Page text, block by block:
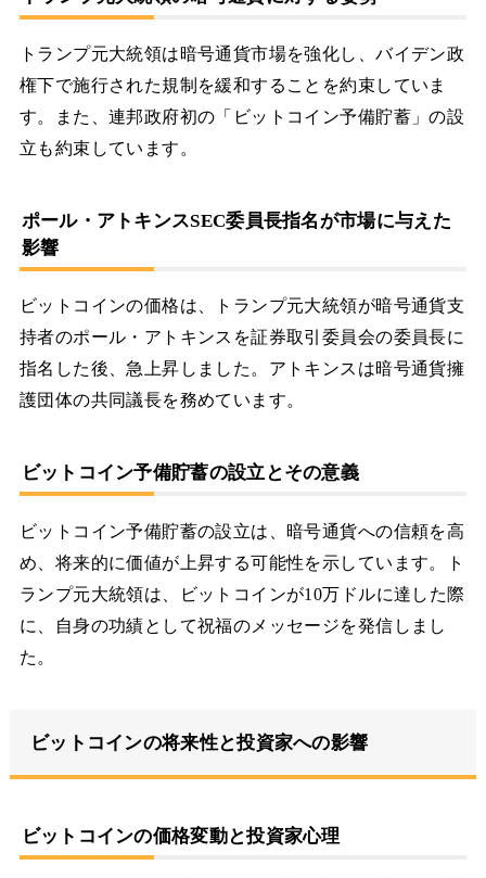
トランプ元大統領は暗号通貨市場を強化し、バイデン政
権下で施行された規制を緩和することを約束していま
す。また、連邦政府初の「ビットコイン予備貯蓄」の設
立も約束しています。
ポール・アトキンスSEC委員長指名が市場に与えた
影響
ビットコインの価格は、トランプ元大統領が暗号通貨支
持者のポール・アトキンスを証券取引委員会の委員長に
指名した後、急上昇しました。アトキンスは暗号通貨擁
護団体の共同議長を務めています。
ビットコイン予備貯蓄の設立とその意義
ビットコイン予備貯蓄の設立は、暗号通貨への信頼を高
め、将来的に価値が上昇する可能性を示しています。ト
ランプ元大統領は、ビットコインが10万ドルに達した際
に、自身の功績として祝福のメッセージを発信しまし
た。
ビットコインの将来性と投資家への影響
ビットコインの価格変動と投資家心理